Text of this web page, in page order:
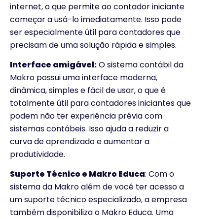
internet, o que permite ao contador iniciante
começar a usá-lo imediatamente. Isso pode
ser especialmente útil para contadores que
precisam de uma solução rápida e simples.
Interface amigável:O sistema contábil da
Makro possui uma interface moderna,
dinâmica, simples e fácil de usar, o que é
totalmente útil para contadores iniciantes que
podem não ter experiência prévia com
sistemas contábeis. Isso ajuda a reduzir a
curva de aprendizado e aumentar a
produtividade.
Suporte Técnico e Makro Educa: Com o
sistema da Makro além de você ter acesso a
um suporte técnico especializado, a empresa
também disponibiliza o Makro Educa. Uma